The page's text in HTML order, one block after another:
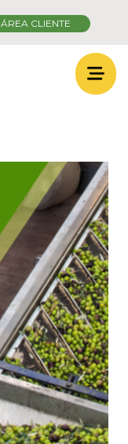
ÁREA CLIENTE